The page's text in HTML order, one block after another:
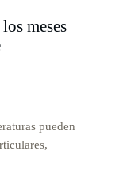
meses
pueden